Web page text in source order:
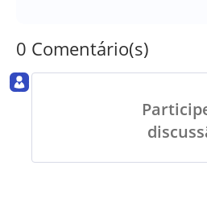
0 Comentário(s)